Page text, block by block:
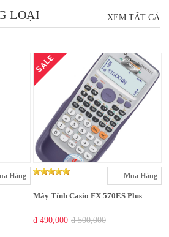
LOẠI XEM TẤT CẢ
Hàng
SALE
Mua Hàng
Máy Tính Casio FX 570ES Plus
₫ 490,000 ₫ 500,000